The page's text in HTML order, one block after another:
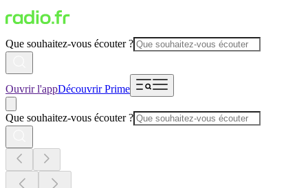
Que souhaitez-vous écouter ?
Ouvrir l'appDécouvrir Prime
Que souhaitez-vous écouter ?